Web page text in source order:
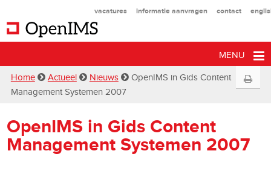
vacatures informatie aanvragen contact
MENU
Home Actueel Nieuws
OpenIMS in Gids Content
Management Systemen 2007
OpenIMS in Gids Content
Management Systemen 2007